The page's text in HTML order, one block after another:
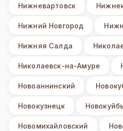
Нижневартовск
Нижний Новгород
Нижняя Салда
Николаевск-на-Амуре
Новоаннинский
Новокузнецк
Новомихайловский